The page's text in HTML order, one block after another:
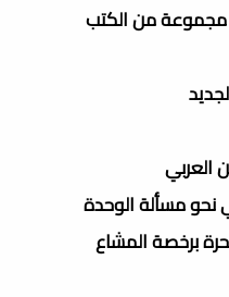
مجموعة من الكتب
العربي
نحو مسألة الوحدة
برخصة المشاع